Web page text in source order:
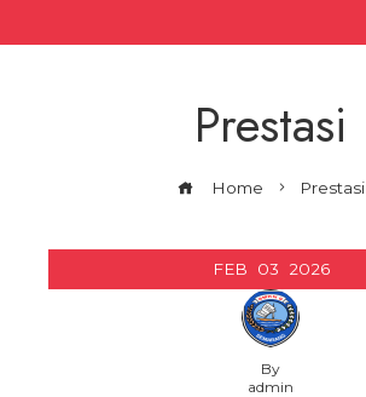
Prestasi
Home Prestasi
FEB 03 2026
By
admin